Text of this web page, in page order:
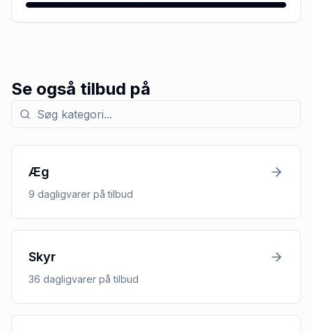
Se også tilbud på
Søg efter kategori med tilbud
Æg
9 dagligvarer på tilbud
Skyr
36 dagligvarer på tilbud